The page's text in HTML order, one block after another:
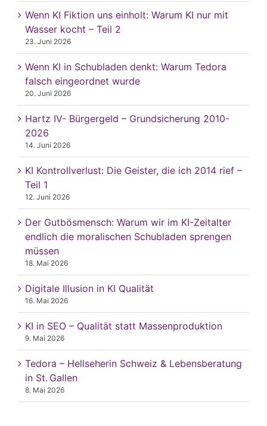
Wenn KI Fiktion uns einholt: Warum KI nur mit
Wasser kocht – Teil 2
23. Juni 2026
Wenn KI in Schubladen denkt: Warum Tedora
falsch eingeordnet wurde
20. Juni 2026
Hartz IV- Bürgergeld – Grundsicherung 2010-
2026
14. Juni 2026
KI Kontrollverlust: Die Geister, die ich 2014 rief –
Teil 1
12. Juni 2026
Der Gutbösmensch: Warum wir im KI-Zeitalter
endlich die moralischen Schubladen sprengen
müssen
18. Mai 2026
Digitale Illusion in KI Qualität
16. Mai 2026
KI in SEO – Qualität statt Massenproduktion
9. Mai 2026
Tedora – Hellseherin Schweiz & Lebensberatung
in St. Gallen
8. Mai 2026